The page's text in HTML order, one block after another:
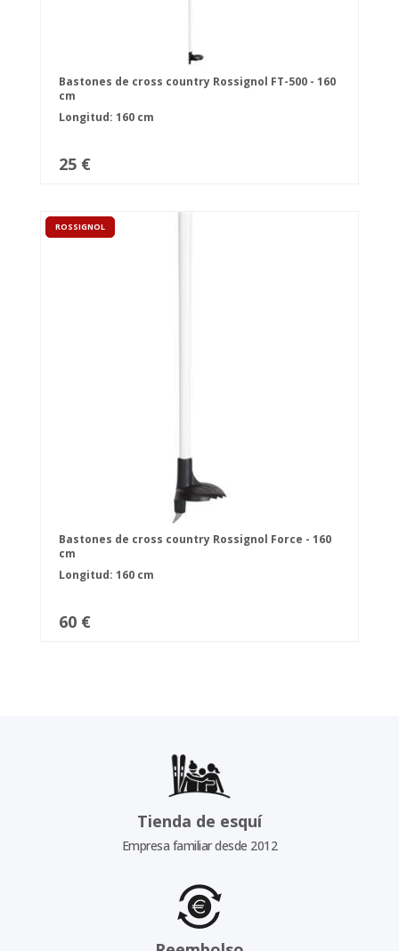
Bastones de cross country Rossignol FT-500 - 160
cm
Longitud: 160 cm
25 €
ROSSIGNOL
Bastones de cross country Rossignol Force - 160
cm
Longitud: 160 cm
60 €
Tienda de esquí
Empresa familiar desde 2012